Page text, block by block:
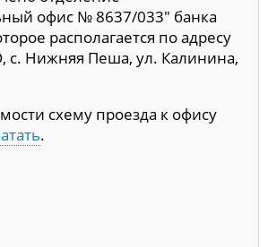
офис № 8637/033" банка
располагается по адресу
с. Нижняя Пеша, ул. Калинина,
схему проезда к офису
.